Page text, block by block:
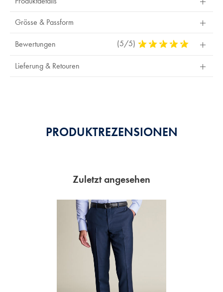
Grösse & Passform
Bewertungen (5/5) 5
Lieferung & Retouren
PRODUKTREZENSIONEN
Zuletzt angesehen